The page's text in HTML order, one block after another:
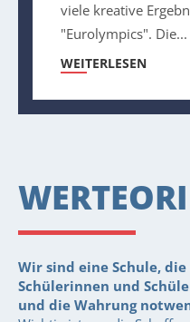
viele kreative
"Eurolympics". Die...
WEITERLESEN
Wir sind eine Schule,
Schülerinnen und
und die Wahrung